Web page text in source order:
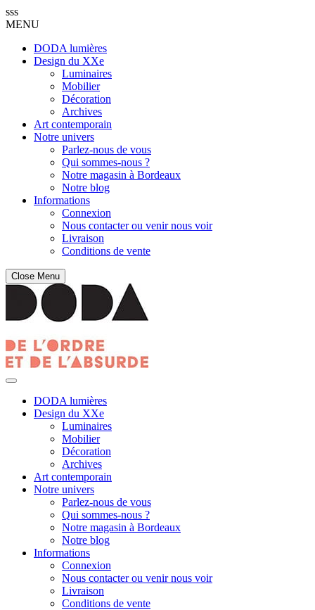
sss
MENU
DODA lumières
Design du XXe
Luminaires
Mobilier
Décoration
Archives
Art contemporain
Notre univers
Parlez-nous de vous
Qui sommes-nous ?
Notre magasin à Bordeaux
Notre blog
Informations
Connexion
Nous contacter ou venir nous voir
Livraison
Conditions de vente
Close Menu
DODA lumières
Design du XXe
Luminaires
Mobilier
Décoration
Archives
Art contemporain
Notre univers
Parlez-nous de vous
Qui sommes-nous ?
Notre magasin à Bordeaux
Notre blog
Informations
Connexion
Nous contacter ou venir nous voir
Livraison
Conditions de vente